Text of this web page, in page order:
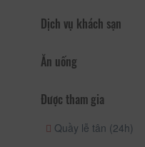
Dịch vụ khách sạn
Ăn uống
Được tham gia
Quầy lễ tân (24h)